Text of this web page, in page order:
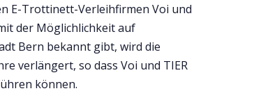
Tests
Über uns
E-Trottinett-Verleihfirmen Voi und
der Möglichlichkeit auf
Bern bekannt gibt, wird die
verlängert, so dass Voi und TIER
können.